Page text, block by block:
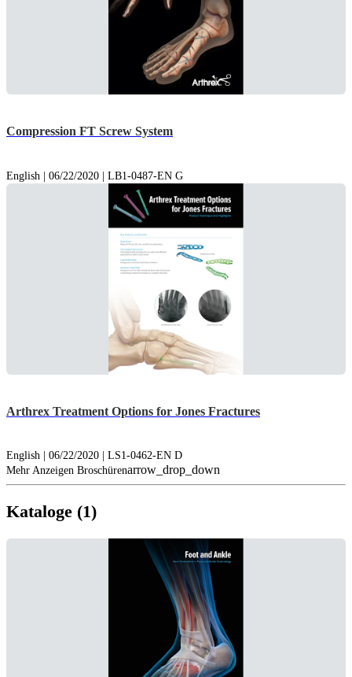
Compression FT Screw System
English | 06/22/2020 | LB1-0487-EN G
Arthrex Treatment Options for Jones Fractures
English | 06/22/2020 | LS1-0462-EN D
Mehr Anzeigen Broschürenarrow_drop_down
Kataloge (1)